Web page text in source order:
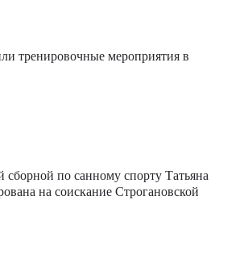
тренировочные мероприятия в
сборной по санному спорту Татьяна
на соискание Строгановской